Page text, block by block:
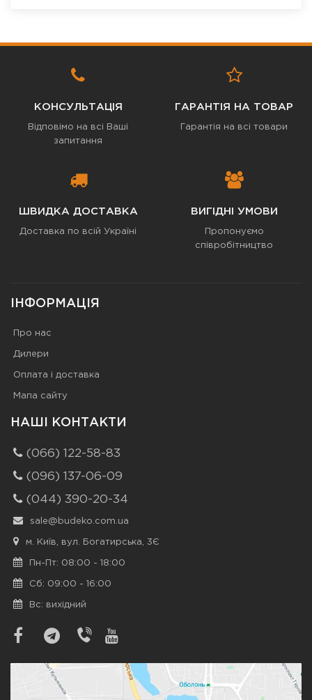
КОНСУЛЬТАЦІЯ
Відповімо на всі Ваші
запитання
ГАРАНТІЯ НА ТОВАР
Гарантія на всі товари
ШВИДКА ДОСТАВКА
Доставка по всій Україні
ВИГІДНІ УМОВИ
Пропонуємо
співробітництво
ІНФОРМАЦІЯ
Про нас
Дилери
Оплата і доставка
Мапа сайту
НАШІ КОНТАКТИ
(066) 122-58-83
(096) 137-06-09
(044) 390-20-34
sale@budeko.com.ua
м. Київ, вул. Богатирська, 3Є
Пн-Пт: 08:00 - 18:00
Сб: 09:00 - 16:00
Вс: вихідний